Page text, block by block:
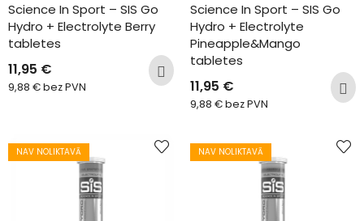
Science In Sport – SIS Go
Hydro + Electrolyte Berry
tabletes
11,95 €
9,88 €bez PVN
Science In Sport – SIS Go
Hydro + Electrolyte
Pineapple&Mango
tabletes
11,95 €
9,88 €bez PVN
NAV NOLIKTAVĀ NAV NOLIKTAVĀ